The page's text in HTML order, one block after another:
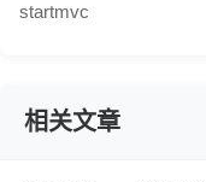
startmvc
相关文章